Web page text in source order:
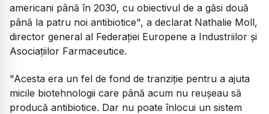
americani până în 2030, cu obiectivul de a găsi două
până la patru noi antibiotice", a declarat Nathalie Moll,
director general al Federației Europene a Industriilor și
Asociațiilor Farmaceutice.
"Acesta era un fel de fond de tranziție pentru a ajuta
micile biotehnologii care până acum nu reușeau să
producă antibiotice. Dar nu poate înlocui un sistem